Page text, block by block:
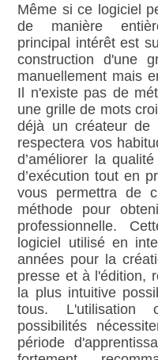
Même si ce logiciel
de manière
principal intérêt est
construction d'une
manuellement mais
Il n'existe pas de
une grille de mots
déjà un créateur de
respectera vos
d’améliorer la
d’exécution tout en
vous permettra de
méthode pour
professionnelle.
logiciel utilisé en
années pour la
presse et à l'édition,
la plus intuitive
tous. L'utilisation
possibilités
période